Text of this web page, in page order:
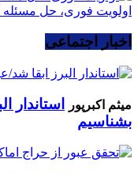
اولویت فوری، حل
اخبار اجتماعی
میثم اکبرپور
استاندار
بشناسیم